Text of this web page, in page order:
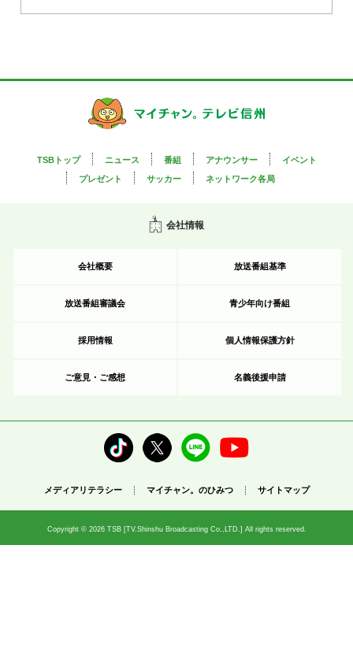
TSBトップ ニュース 番組 アナウンサー
イベント
プレゼント
サッカー ネットワーク各局
会社情報
会社概要 放送番組基準
放送番組審議会 青少年向け番組
採用情報 個人情報保護方針
ご意見・ご感想 名義後援申請
メディアリテラシー マイチャン。のひみつ サイトマップ
Copyright © 2026 TSB [TV.Shinshu Broadcasting Co.,LTD.] All rights reserved.